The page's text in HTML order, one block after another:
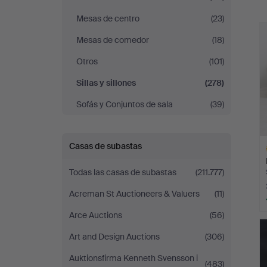
Mesas de centro
(23)
Mesas de comedor
(18)
Otros
(101)
Sillas y sillones
(278)
Sofás y Conjuntos de sala
(39)
Casas de subastas
Todas las casas de subastas
(211.777)
Acreman St Auctioneers & Valuers
(11)
Arce Auctions
(56)
Art and Design Auctions
(306)
Auktionsfirma Kenneth Svensson i
(483)